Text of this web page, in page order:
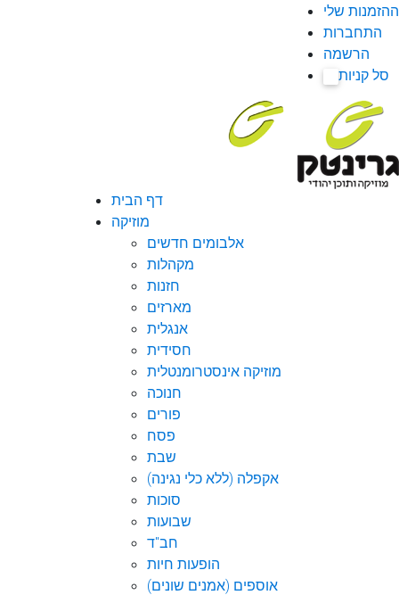
ההזמנות שלי
התחברות
הרשמה
סל קניות
דף הבית
מוזיקה
אלבומים חדשים
מקהלות
חזנות
מארזים
אנגלית
חסידית
מוזיקה אינסטרומנטלית
חנוכה
פורים
פסח
שבת
אקפלה (ללא כלי נגינה)
סוכות
שבועות
חב"ד
הופעות חיות
אוספים (אמנים שונים)